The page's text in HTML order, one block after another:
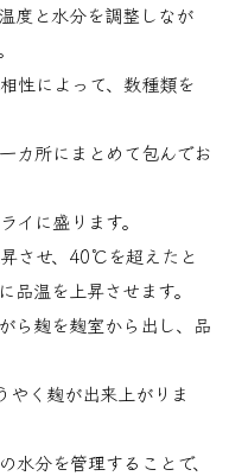
度と水分を調整しなが
性によって、数種類を
カ所にまとめて包んでお
イに盛ります。
させ、40℃を超えたと
品温を上昇させます。
ら麹を麹室から出し、品
やく麹が出来上がりま
分を管理することで、